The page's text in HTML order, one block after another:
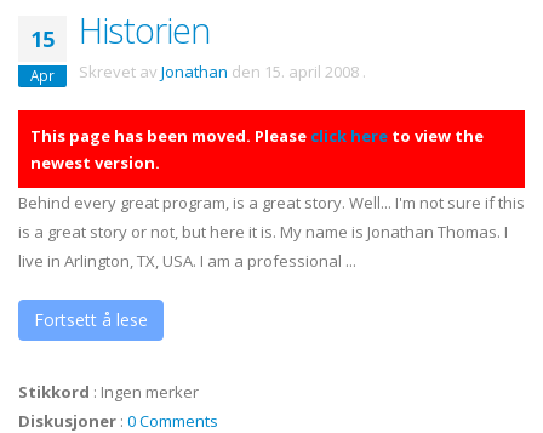
15
Apr
Historien
Skrevet av Jonathan den 15. april 2008 .
This page has been moved. Please click here to view the
newest version.
Behind every great program, is a great story. Well... I'm not sure if this
is a great story or not, but here it is. My name is Jonathan Thomas. I
live in Arlington, TX, USA. I am a professional ...
Fortsett å lese
Stikkord : Ingen merker
Diskusjoner : 0 Comments